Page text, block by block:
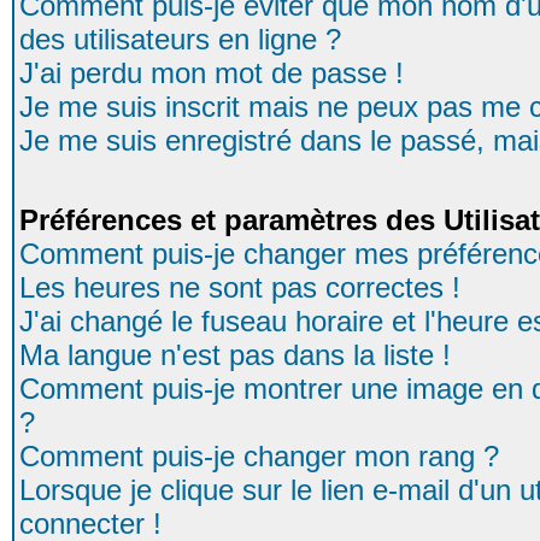
des utilisateurs en ligne ?
J'ai perdu mon mot de passe !
Je me suis inscrit mais ne peux pas me
Je me suis enregistré dans le passé,
Préférences et paramètres des
Comment puis-je changer mes
Les heures ne sont pas correctes !
J'ai changé le fuseau horaire et l'heure
Ma langue n'est pas dans la liste !
Comment puis-je montrer une image
?
Comment puis-je changer mon rang ?
Lorsque je clique sur le lien e-mail d'un
connecter !